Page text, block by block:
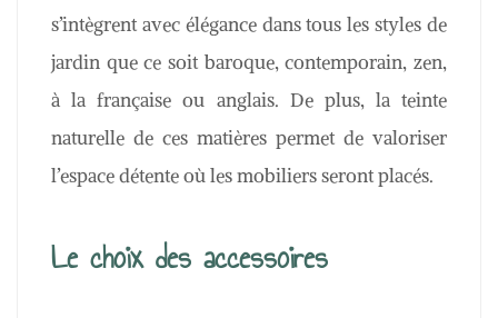
s’intègrent avec élégance dans tous les styles de
jardin que ce soit baroque, contemporain, zen,
à la française ou anglais. De plus, la teinte
naturelle de ces matières permet de valoriser
l’espace détente où les mobiliers seront placés.
Le choix des accessoires